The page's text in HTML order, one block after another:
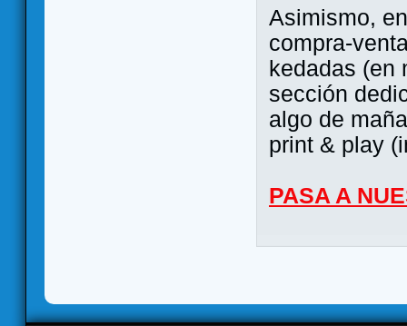
Asimismo,
compra-
kedadas (en
sección
algo de
print & play
PASA A